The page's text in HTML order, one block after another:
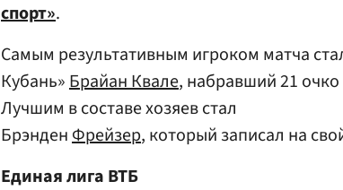
спорт».
Самым результативным игроком матча
Кубань»Брайан Квале, набравший 21
Лучшим в составе хозяев стал
БрэнденФрейзер, который записал на
Единая лига ВТБ